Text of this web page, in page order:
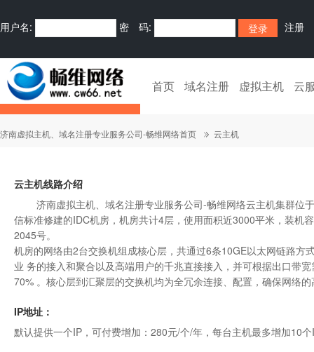
用户名: 密 码: 注册
首页 域名注册 虚拟主机 云
济南虚拟主机、域名注册专业服务公司-畅维网络首页 云主机
云主机线路介绍
济南虚拟主机、域名注册专业服务公司-畅维网络云主机集群位
信标准修建的IDC机房，机房共计4层，使用面积近3000平米，装机
2045号。
机房的网络由2台交换机组成核心层，共通过6条10GE以太网链路
业 务的接入和聚合以及高端用户的千兆直接接入，并可根据出口带
70% 。核心层到汇聚层的交换机均为全冗余连接、配置，确保网络
IP地址：
默认提供一个IP，可付费增加：280元/个/年，每台主机最多增加10